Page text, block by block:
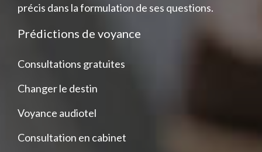
précis dans la formulation de ses questions.
Prédictions de voyance
Consultations gratuites
Changer le destin
Voyance audiotel
Consultation en cabinet